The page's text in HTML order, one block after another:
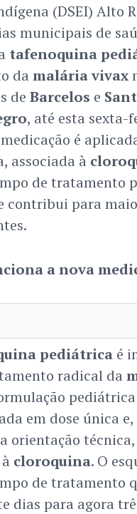
(DSEI) Alto
municipais de
tafenoquina
da malária vivax
de Barcelos e
, até esta sexta-
é
associada à
de tratamento
contribui para
a nova
pediátrica é
radical da
pediátrica
em dose única e,
orientação técnica,
cloroquina. O
de tratamento
dias para agora